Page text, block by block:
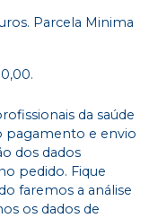
Parcela Minima
da saúde
pagamento e envio
dos dados
pedido. Fique
faremos a análise
os dados de